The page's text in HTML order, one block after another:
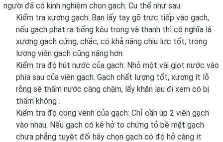
người đã có kinh nghiệm chọn gạch. Cụ thể như sau:
Kiểm tra xương gạch: Bạn lấy tay gõ trực tiếp vào gạch,
nếu gạch phát ra tiếng kêu trong và thanh thì có nghĩa là
xương gạch cứng, chắc, có khả năng chịu lực tốt, trọng
lượng viên gạch cũng nặng hơn.
Kiểm tra độ hút nước của gạch: Nhỏ một vài giọt nước vào
phía sau của viên gạch. Gạch chất lượng tốt, xương ít lỗ
rỗng sẽ thấm nước càng chậm, lấy khăn lau đi xem có bị
thấm không .
Kiểm tra độ cong vênh của gạch: Chỉ cần úp 2 viên gạch
vào nhau. Nếu gạch có kẽ hở to chứng tỏ bề mặt gạch
chưa phẳng tuyệt đối hãy chọn gạch có độ hở càng ít